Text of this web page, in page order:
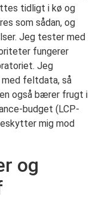
tidligt i kø og
som sådan, og
Jeg tester med
fungerer
Jeg
med feltdata, så
også bærer frugt i
budget (LCP-
mig mod
og